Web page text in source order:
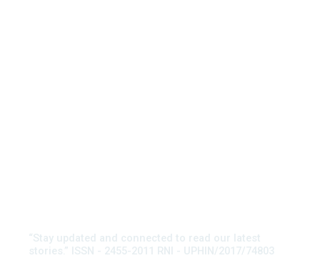
“Stay updated and connected to read our latest
stories.” ISSN - 2455-2011 RNI - UPHIN/2017/74803